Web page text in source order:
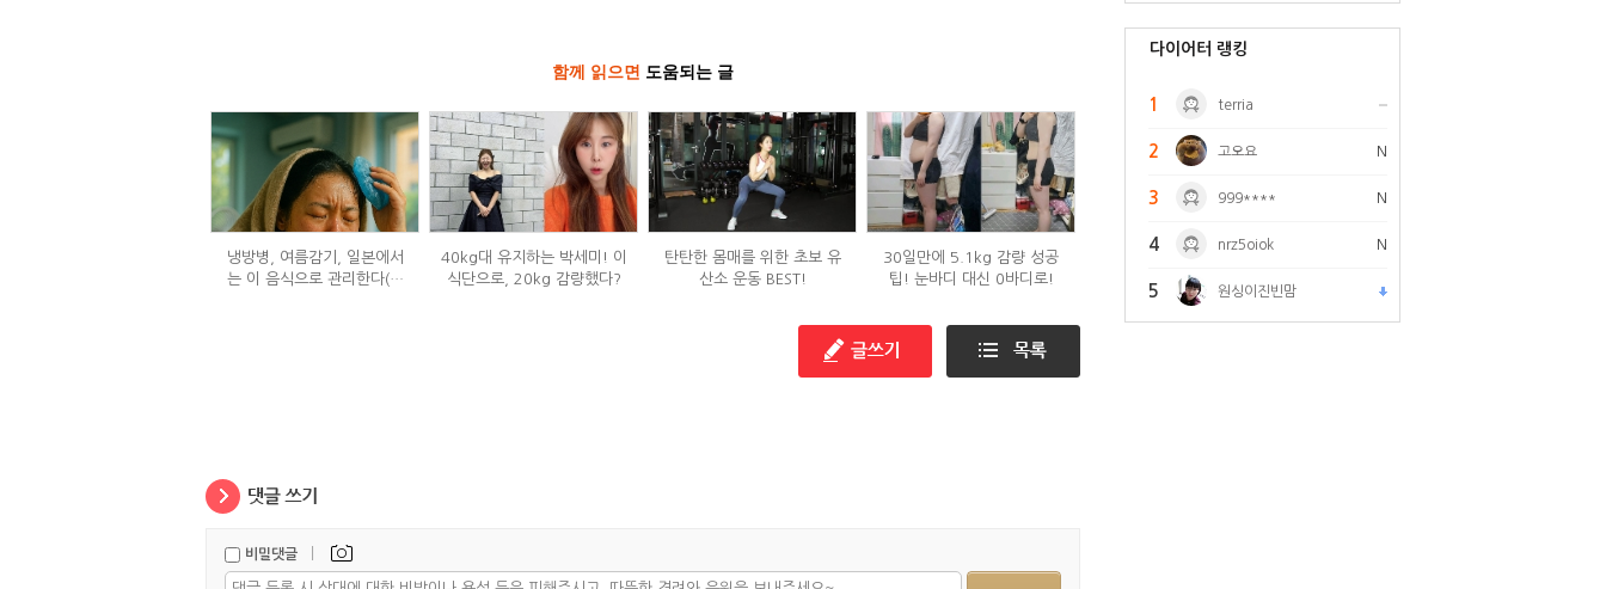
함께 읽으면 도움되는 글
냉방병, 여름감기, 일본에서
는 이 음식으로 관리한다(생
40kg대 유지하는 박세미! 이
식단으로, 20kg 감량했다?
탄탄한 몸매를 위한 초보 유
산소 운동 BEST!
30일만에 5.1kg 감량 성공
팁! 눈바디 대신 0바디로!
비밀댓글 |
다이어터 랭킹
1 terria
2 고오요 N
3 999**** N
4 nrz5oiok N
5 원싱이진빈맘